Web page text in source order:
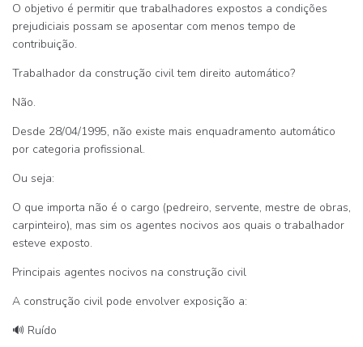
O objetivo é permitir que trabalhadores expostos a condições
prejudiciais possam se aposentar com menos tempo de
contribuição.
Trabalhador da construção civil tem direito automático?
Não.
Desde 28/04/1995, não existe mais enquadramento automático
por categoria profissional.
Ou seja:
O que importa não é o cargo (pedreiro, servente, mestre de obras,
carpinteiro), mas sim os agentes nocivos aos quais o trabalhador
esteve exposto.
Principais agentes nocivos na construção civil
A construção civil pode envolver exposição a:
🔊 Ruído